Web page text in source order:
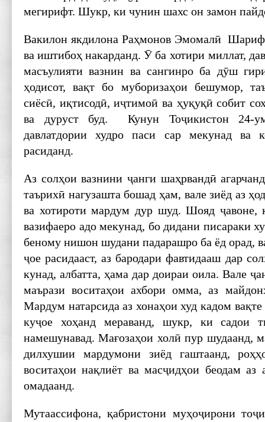
мегирифт. Шукр, ки чунин шахс он замон
Вакилон якдилона Раҳмонов Эмомалӣ
ва иштибоҳ накарданд. Ӯ ба хотири миллат,
масъулияти вазнин ва сангинро ба дӯш
ҳодисот, вақт бо муборизаҳои бешумор,
сиёсӣ, иқтисодӣ, иҷтимоӣ ва ҳуқуқӣ собит
ва дуруст буд. Кунун Тоҷикистон 24-
давлатдории худро паси сар мекунад ва
расиданд.
Аз солҳои вазнини ҷанги шаҳрвандӣ
таърихӣ нагузашта бошад ҳам, вале зиёд аз
ва хотироти мардум дур шуд. Шояд ҷавоне,
вазифаеро адо мекунад, бо дидани писараки
беному нишон шудани падарашро ба ёд орад,
ҷое расидааст, аз бародари фавтидааш дар
кунад, албатта, ҳама дар доираи оила. Вале
маърази воситаҳои ахбори омма, аз
Мардум натарсида аз хонаҳои худ кадом
куҷое хоҳанд мераванд, шукр, ки садои
намешунавад. Мағозаҳои холӣ пур шудаанд,
дилхушии мардумони зиёд гаштаанд,
воситаҳои нақлиёт ва масҷидҳои беодам
омадаанд.
Мутаассифона, қабристони муҳоҷирони